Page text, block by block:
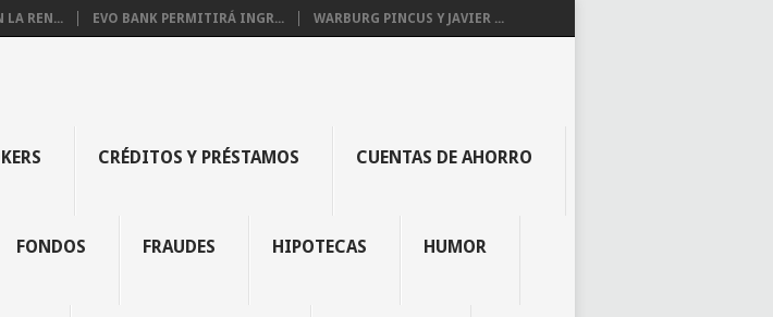
LA REN... EVO BANK PERMITIRÁ INGR... WARBURG PINCUS Y JAVIER ...
CRÉDITOS Y PRÉSTAMOS CUENTAS DE AHORRO
FONDOS FRAUDES HIPOTECAS HUMOR